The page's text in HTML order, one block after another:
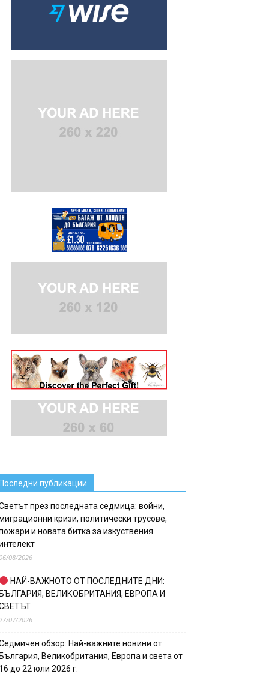
публикации
през последната седмица: войни,
кризи, политически трусове,
и новата битка за изкуствения
08/2026
НАЙ-ВАЖНОТО ОТ ПОСЛЕДНИТЕ ДНИ:
ВЕЛИКОБРИТАНИЯ, ЕВРОПА И
07/2026
обзор: Най-важните новини от
Великобритания, Европа и света от
до 22 юли 2026 г.